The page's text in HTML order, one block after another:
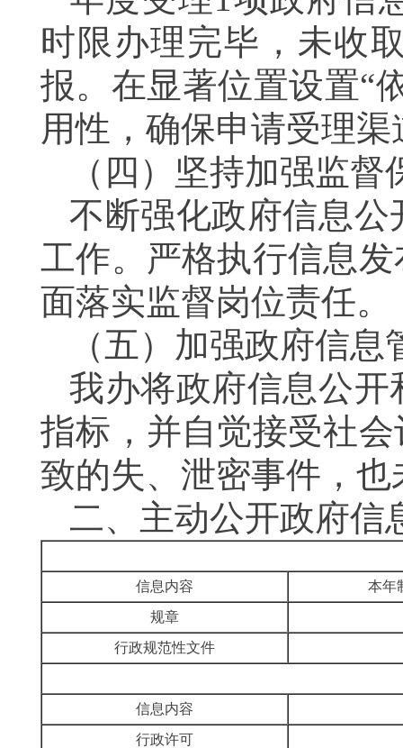
时限办理完毕，未收
报。在显著位置设置“
用性，确保申请受理
（四）坚持加强监督
不断强化政府信息
工作。严格执行信息
面落实监督岗位责任。
（五）加强政府信息
我办将政府信息公
指标，并自觉接受社
致的失、泄密事件，
二、 主动公开政府信
信息内容
本年
规章
行政规范性文件
信息内容
行政许可